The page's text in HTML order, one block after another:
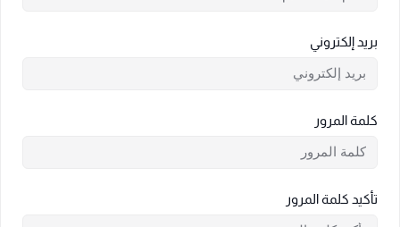
بريد إلكتروني
كلمة المرور
تأكيد كلمة المرور